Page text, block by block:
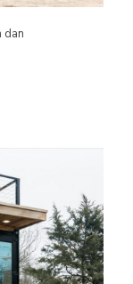
dan